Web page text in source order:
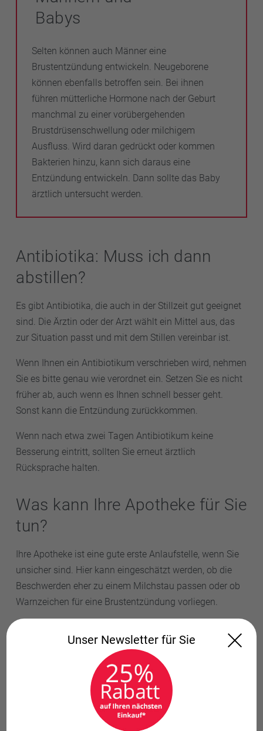
Babys
Selten können auch Männer eine
Brustentzündung entwickeln. Neugeborene
können ebenfalls betroffen sein. Bei ihnen
führen mütterliche Hormone nach der Geburt
manchmal zu einer vorübergehenden
Brustdrüsenschwellung oder milchigem
Ausfluss. Wird daran gedrückt oder kommen
Bakterien hinzu, kann sich daraus eine
Entzündung entwickeln. Dann sollte das Baby
ärztlich untersucht werden.
Antibiotika: Muss ich dann
abstillen?
Es gibt Antibiotika, die auch in der Stillzeit gut geeignet
sind. Die Ärztin oder der Arzt wählt ein Mittel aus, das
zur Situation passt und mit dem Stillen vereinbar ist.
Wenn Ihnen ein Antibiotikum verschrieben wird, nehmen
Sie es bitte genau wie verordnet ein. Setzen Sie es nicht
früher ab, auch wenn es Ihnen schnell besser geht.
Sonst kann die Entzündung zurückkommen.
Wenn nach etwa zwei Tagen Antibiotikum keine
Besserung eintritt, sollten Sie erneut ärztlich
Rücksprache halten.
Was kann Ihre Apotheke für Sie
tun?
Ihre Apotheke ist eine gute erste Anlaufstelle, wenn Sie
unsicher sind. Hier kann eingeschätzt werden, ob die
Beschwerden eher zu einem Milchstau passen oder ob
Warnzeichen für eine Brustentzündung vorliegen.
geeigneten Schmerzmitteln in der Stillzeit
richtiger Dosierung
Fragen zu Antibiotika und Stillen
Kühlpads und Brustpflege
wunden Brustwarzen
Unser Newsletter für Sie